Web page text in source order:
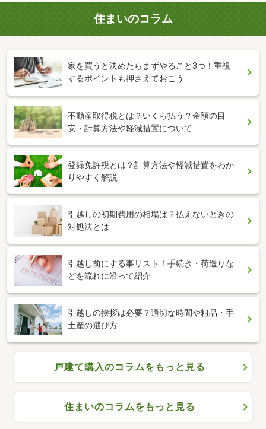
住まいのコラム
家を買うと決めたらまずやること3つ！重視
するポイントも押さえておこう
不動産取得税とは？いくら払う？金額の目
安・計算方法や軽減措置について
登録免許税とは？計算方法や軽減措置をわか
りやすく解説
引越しの初期費用の相場は？払えないときの
対処法とは
引越し前にする事リスト！手続き・荷造りな
どを流れに沿って紹介
引越しの挨拶は必要？適切な時間や粗品・手
土産の選び方
戸建て購入のコラムをもっと見る
住まいのコラムをもっと見る